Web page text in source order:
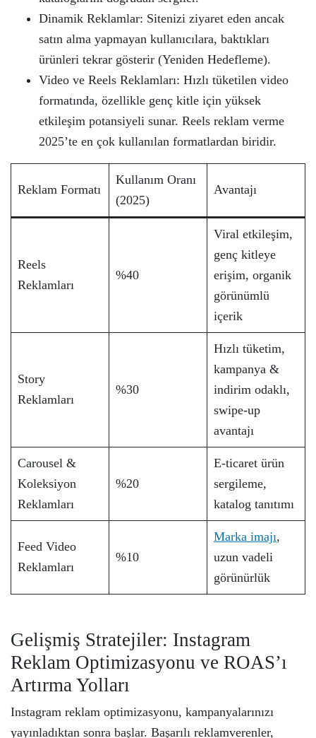
Dinamik Reklamlar: Sitenizi ziyaret eden ancak
satın alma yapmayan kullanıcılara, baktıkları
ürünleri tekrar gösterir (Yeniden Hedefleme).
Video ve Reels Reklamları: Hızlı tüketilen video
formatında, özellikle genç kitle için yüksek
etkileşim potansiyeli sunar. Reels reklam verme
2025’te en çok kullanılan formatlardan biridir.
Reklam Formatı
Kullanım Oranı
(2025)
Avantajı
Reels
Reklamları
%40
Viral etkileşim,
genç kitleye
erişim, organik
görünümlü
içerik
Story
Reklamları
%30
Hızlı tüketim,
kampanya &
indirim odaklı,
swipe-up
avantajı
Carousel &
Koleksiyon
Reklamları
%20
E-ticaret ürün
sergileme,
katalog tanıtımı
Feed Video
Reklamları
%10
Marka imajı,
uzun vadeli
görünürlük
Gelişmiş Stratejiler: Instagram
Reklam Optimizasyonu ve ROAS’ı
Artırma Yolları
Instagram reklam optimizasyonu, kampanyalarınızı
yayınladıktan sonra başlar. Başarılı reklamverenler,